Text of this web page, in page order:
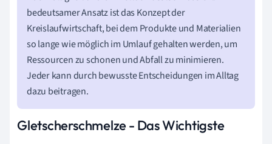
bedeutsamer Ansatz ist das Konzept der
Kreislaufwirtschaft, bei dem Produkte und Materialien
so lange wie möglich im Umlauf gehalten werden, um
Ressourcen zu schonen und Abfall zu minimieren.
Jeder kann durch bewusste Entscheidungen im Alltag
dazu beitragen.
Gletscherschmelze - Das Wichtigste